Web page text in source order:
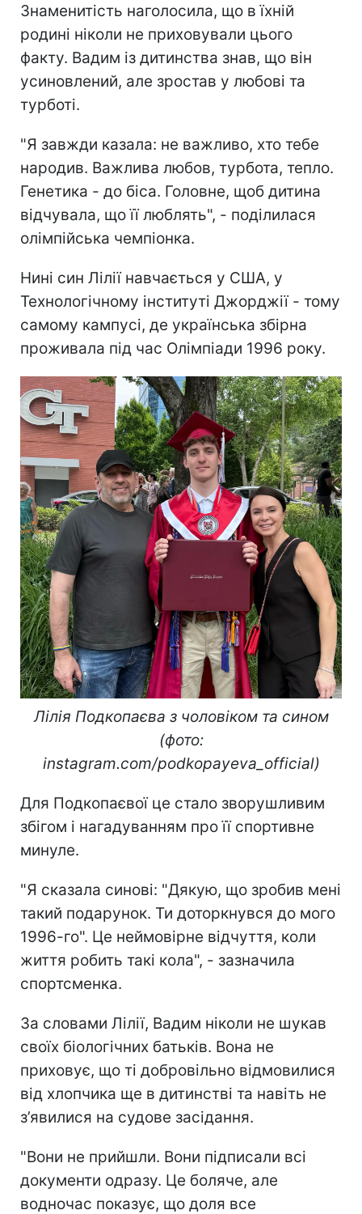
Знаменитість наголосила, що в їхній
родині ніколи не приховували цього
факту. Вадим із дитинства знав, що він
усиновлений, але зростав у любові та
турботі.
"Я завжди казала: не важливо, хто тебе
народив. Важлива любов, турбота, тепло.
Генетика - до біса. Головне, щоб дитина
відчувала, що її люблять", - поділилася
олімпійська чемпіонка.
Нині син Лілії навчається у США, у
Технологічному інституті Джорджії - тому
самому кампусі, де українська збірна
проживала під час Олімпіади 1996 року.
Лілія Подкопаєва з чоловіком та сином
(фото:
instagram.com/podkopayeva_official)
Для Подкопаєвої це стало зворушливим
збігом і нагадуванням про її спортивне
минуле.
"Я сказала синові: "Дякую, що зробив мені
такий подарунок. Ти доторкнувся до мого
1996-го". Це неймовірне відчуття, коли
життя робить такі кола", - зазначила
спортсменка.
За словами Лілії, Вадим ніколи не шукав
своїх біологічних батьків. Вона не
приховує, що ті добровільно відмовилися
від хлопчика ще в дитинстві та навіть не
з’явилися на судове засідання.
"Вони не прийшли. Вони підписали всі
документи одразу. Це боляче, але
водночас показує, що доля все